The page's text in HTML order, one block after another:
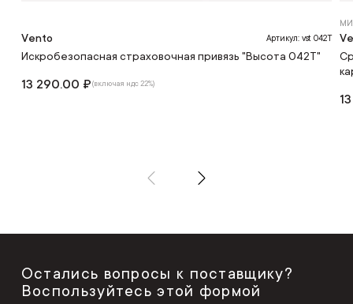
Vento Артикул: vst 042T
Искробезопасная страховочная привязь "Высота 042Т"
13 290.00 ₽(включая ндс 22%)
Остались вопросы к поставщику?
Воспользуйтесь этой формой